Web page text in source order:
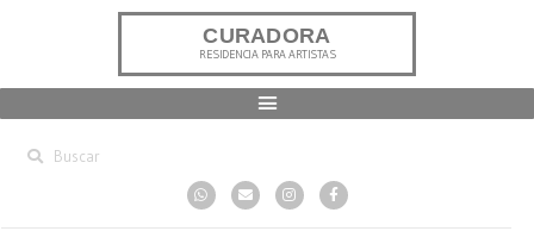
CURADORA
RESIDENCIA PARA ARTISTAS